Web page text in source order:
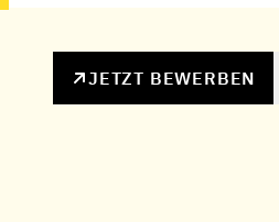
JETZT BEWERBEN